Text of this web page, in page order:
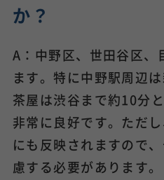
か？
A：中野区、世田谷区、
ます。特に中野駅周辺
茶屋は渋谷まで約10分
非常に良好です。ただ
にも反映されますので
慮する必要があります。